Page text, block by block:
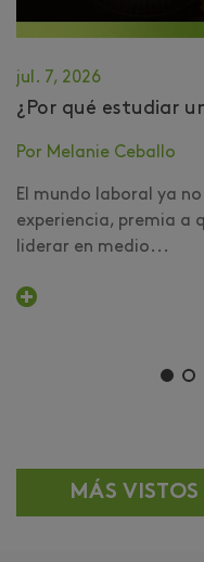
jul. 7, 2026
¿Por qué estudiar
Por Melanie Ceballo
El mundo laboral ya
experiencia, premia a
liderar en medio...
MÁS VISTOS